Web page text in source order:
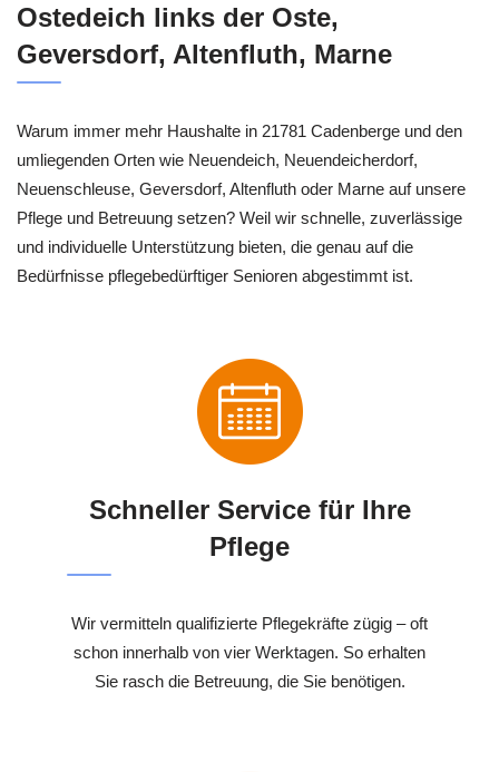
Ostedeich links der Oste,
Geversdorf, Altenfluth, Marne
Warum immer mehr Haushalte in 21781 Cadenberge und den
umliegenden Orten wie Neuendeich, Neuendeicherdorf,
Neuenschleuse, Geversdorf, Altenfluth oder Marne auf unsere
Pflege und Betreuung setzen? Weil wir schnelle, zuverlässige
und individuelle Unterstützung bieten, die genau auf die
Bedürfnisse pflegebedürftiger Senioren abgestimmt ist.
Schneller Service für Ihre
Pflege
Wir vermitteln qualifizierte Pflegekräfte zügig – oft
schon innerhalb von vier Werktagen. So erhalten
Sie rasch die Betreuung, die Sie benötigen.